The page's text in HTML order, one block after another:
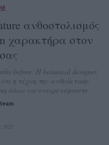
ανθοστολισμός
χαρακτήρα στον
before: Η botanical designer,
η τέχνη της ανθοδετικής
όλων να ονειρευόμαστε
2022